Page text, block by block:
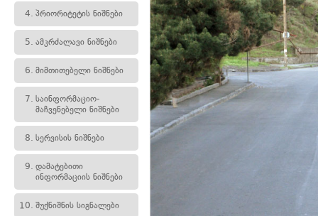
4. პრიორიტეტის ნიშნები
5. ამკრძალავი ნიშნები
6. მიმთითებელი ნიშნები
7. საინფორმაციო-
მაჩვენებელი ნიშნები
8. სერვისის ნიშნები
9. დამატებითი
ინფორმაციის ნიშნები
10. შუქნიშნის სიგნალები